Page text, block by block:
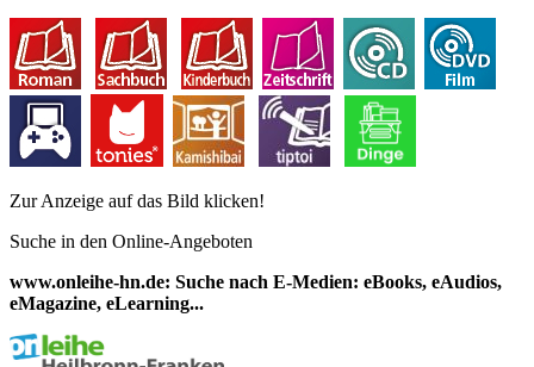
Zur Anzeige auf das Bild klicken!
Suche in den Online-Angeboten
www.onleihe-hn.de: Suche nach E-Medien: eBooks, eAudios,
eMagazine, eLearning...